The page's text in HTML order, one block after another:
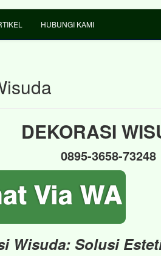
HUBUNGI KAMI
DEKORASI
0895-3658-73248
Wisuda: Solusi